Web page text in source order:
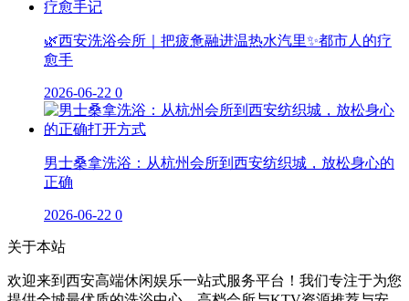
🌿西安洗浴会所｜把疲惫融进温热水汽里✨都市人的疗
愈手
2026-06-22 0
男士桑拿洗浴：从杭州会所到西安纺织城，放松身心的
正确
2026-06-22 0
关于本站
欢迎来到西安高端休闲娱乐一站式服务平台！我们专注于为您